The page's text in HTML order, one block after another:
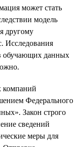
может стать
модель
другому
Исследования
обучающих данных
компаний
Федерального
Закон строго
сведений
меры для